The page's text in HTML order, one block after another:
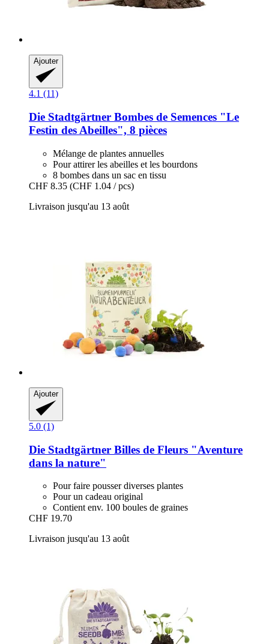
Ajouter
4.1 (11)
Die Stadtgärtner Bombes de Semences "Le
Festin des Abeilles", 8 pièces
Mélange de plantes annuelles
Pour attirer les abeilles et les bourdons
8 bombes dans un sac en tissu
CHF 8.35 (CHF 1.04 / pcs)
Livraison jusqu'au 13 août
Ajouter
5.0 (1)
Die Stadtgärtner Billes de Fleurs "Aventure
dans la nature"
Pour faire pousser diverses plantes
Pour un cadeau original
Contient env. 100 boules de graines
CHF 19.70
Livraison jusqu'au 13 août